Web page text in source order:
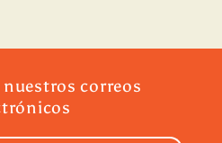
nuestros correos